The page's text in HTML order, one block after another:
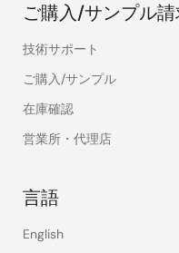
ご購入/サンプル請
技術サポート
ご購入/サンプル
在庫確認
営業所・代理店
言語
English